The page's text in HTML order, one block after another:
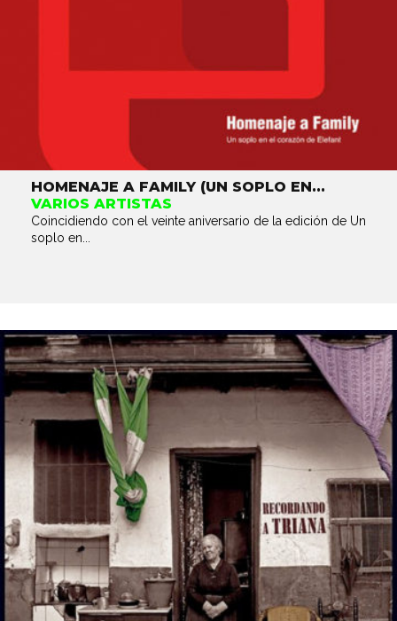
HOMENAJE A FAMILY (UN SOPLO EN...
VARIOS ARTISTAS
Coincidiendo con el veinte aniversario de la edición de Un
soplo en...